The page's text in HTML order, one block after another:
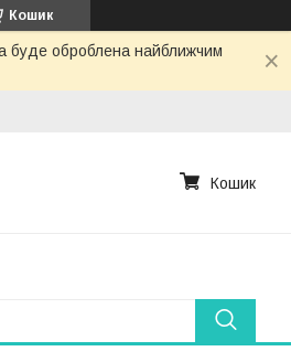
Кошик
буде оброблена найближчим
Кошик